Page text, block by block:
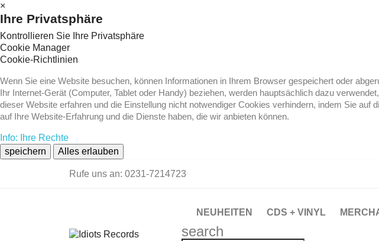
×
Ihre Privatsphäre
Kontrollieren Sie Ihre Privatsphäre
Cookie Manager
Cookie-Richtlinien
Wenn Sie eine Website besuchen, können Informationen in Ihrem Browser gespeichert oder
Ihr Internet-Gerät (Computer, Tablet oder Handy) beziehen, werden hauptsächlich dazu
dieser Website erfahren und die Einstellung nicht notwendiger Cookies verhindern, indem Sie
auf Ihre Website-Erfahrung und die Dienste haben, die wir anbieten können.
Info: Ihre Rechte
speichern
Alles erlauben
Rufe uns an: 0231-7214723
NEUHEITEN CDS + VINYL
search